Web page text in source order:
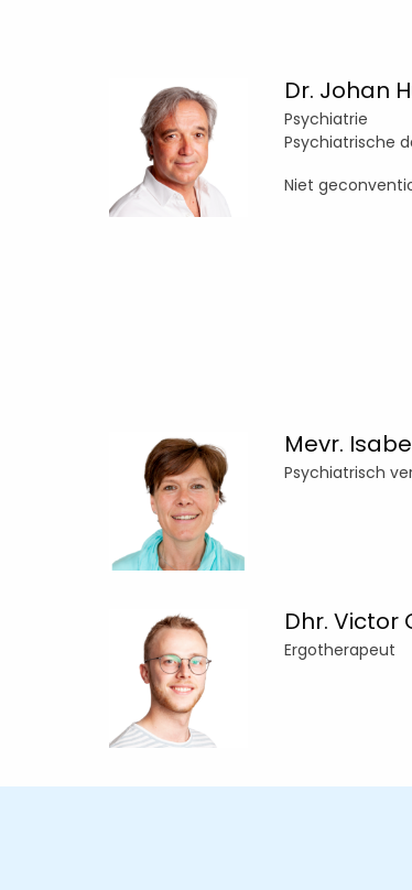
Dr. Johan
Psychiatrie
Psychiatrische
Niet
Mevr.
Psychiatrisch
Dhr. Victor
Ergotherapeut